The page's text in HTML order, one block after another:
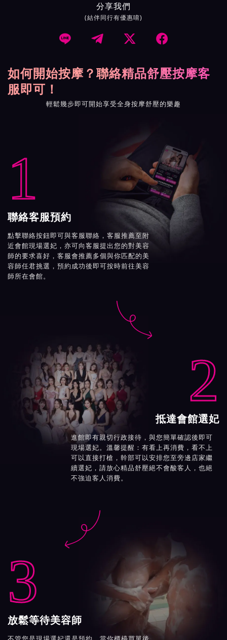
分享我們
(結伴同行有優惠唷)
   
如何開始按摩？聯絡精品舒壓按摩客
服即可！
輕鬆幾步即可開始享受全身按摩舒壓的樂趣
1
聯絡客服預約
點擊聯絡按鈕即可與客服聯絡，客服推薦至附
近會館現場選妃，亦可向客服提出您的對美容
師的要求喜好，客服會推薦多個與你匹配的美
容師任君挑選，預約成功後即可按時前往美容
師所在會館。

2
抵達會館選妃
進館即有親切行政接待，與您簡單確認後即可
現場選妃。溫馨提醒：有看上再消費，看不上
可以直接打槍，幹部可以安排您至旁邊店家繼
續選妃，請放心精品舒壓絕不會酸客人，也絕
不強迫客人消費。

3
放鬆等待美容師